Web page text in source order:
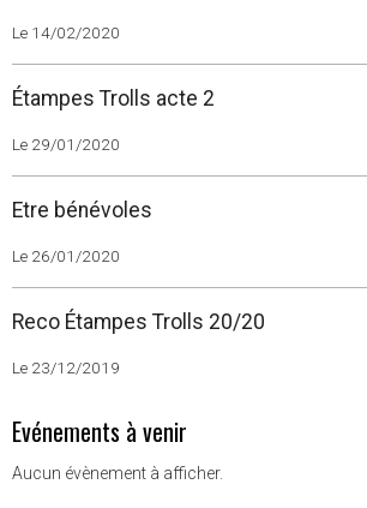
Le 14/02/2020
Étampes Trolls acte 2
Le 29/01/2020
Etre bénévoles
Le 26/01/2020
Reco Étampes Trolls 20/20
Le 23/12/2019
Evénements à venir
Aucun évènement à afficher.